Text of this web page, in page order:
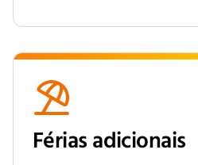
Férias adicionais